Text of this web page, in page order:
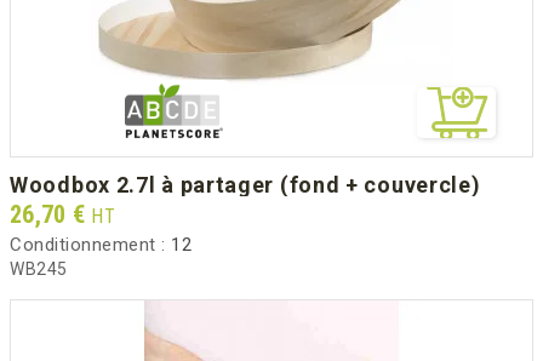
woodbox 2.7l à partager (fond + couvercle)
Prix
26,70 € HT
Conditionnement : 12
WB245